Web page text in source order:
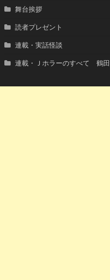
舞台挨拶
読者プレゼント
連載・実話怪談
連載・Ｊホラーのすべて 鶴